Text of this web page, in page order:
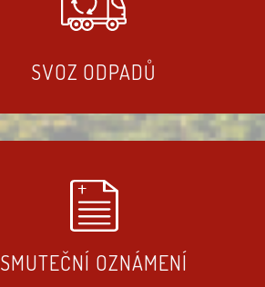
SVOZ ODPADŮ
SMUTEČNÍ OZNÁMENÍ